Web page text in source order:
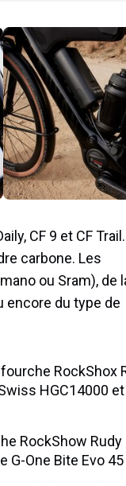
CF 9 et CF Trail.
carbone. Les
ou Sram), de
encore du type de
RockShox
HGC14000 et
RockShow Rudy
G-One Bite Evo